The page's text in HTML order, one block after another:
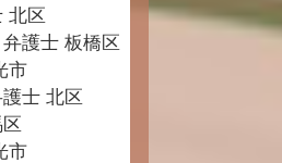
北区
護士 板橋区
市
士 北区
市